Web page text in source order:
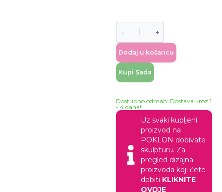
Dodaj u košaricu
Kupi Sada
Dostupno odmah: Dostava kroz 1
- 4 dana!
Uz svaki kupljeni
proizvod na
POKLON dobivate
skulpturu. Za
pregled dizajna
proizvoda koji ćete
dobiti KLIKNITE
OVDJE